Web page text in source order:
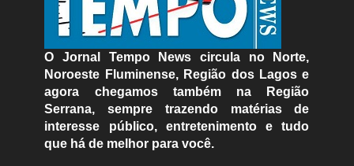
O Jornal Tempo News circula no Norte,
Noroeste Fluminense, Região dos Lagos e
agora chegamos também na Região
Serrana, sempre trazendo matérias de
interesse público, entretenimento e tudo
que há de melhor para você.